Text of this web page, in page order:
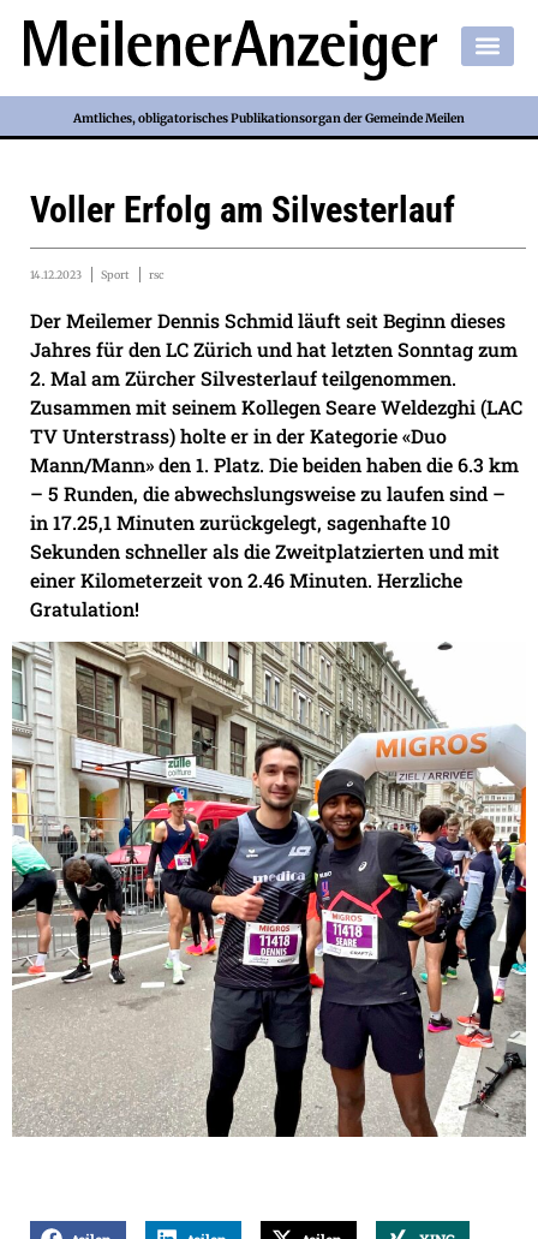
Amtliches, obligatorisches Publikationsorgan der Gemeinde Meilen
Voller Erfolg am Silvesterlauf
14.12.2023 Sport rsc
Der Meilemer Dennis Schmid läuft seit Beginn dieses
Jahres für den LC Zürich und hat letzten Sonntag zum
2. Mal am Zürcher Silvesterlauf teilgenommen.
Zusammen mit seinem Kollegen Seare Weldezghi (LAC
TV Unterstrass) holte er in der Kategorie «Duo
Mann/Mann» den 1. Platz. Die beiden haben die 6.3 km
– 5 Runden, die abwechslungsweise zu laufen sind –
in 17.25,1 Minuten zurückgelegt, sagenhafte 10
Sekunden schneller als die Zweitplatzierten und mit
einer Kilometerzeit von 2.46 Minuten. Herzliche
Gratulation!